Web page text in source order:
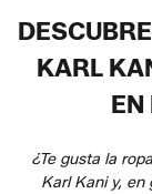
KARL
EN
¿Te gusta la
Karl Kani y, en